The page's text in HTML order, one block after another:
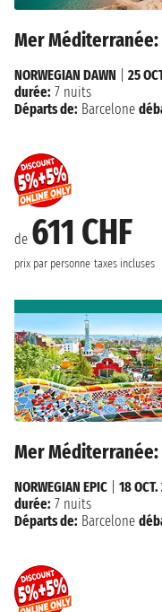
Mer Méditerranée:
de 611 CHF
prix par personne taxes incluses
NORWEGIAN DAWN
25
durée: 7 nuits
Départs de: Barcelone
Mer Méditerranée:
NORWEGIAN EPIC
18
durée: 7 nuits
Départs de: Barcelone